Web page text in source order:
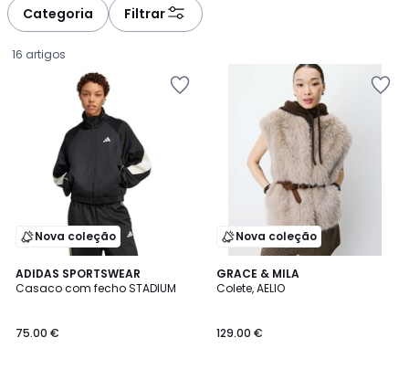
Categoria Filtrar
16 artigos
Nova coleção
ADIDAS SPORTSWEAR
Casaco com fecho STADIUM
€.
75.00 €
4,8
/ 5
Nova coleção
GRACE & MILA
Colete, AELIO
129.00 €